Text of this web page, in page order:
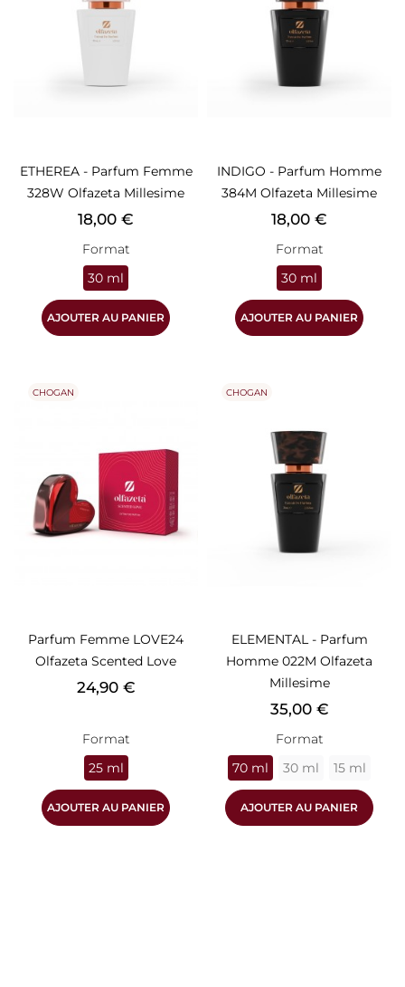
ETHEREA - Parfum Femme
328W Olfazeta Millesime
Prix
18,00 €
Format
30 ml
AJOUTER AU PANIER
INDIGO - Parfum Homme
384M Olfazeta Millesime
Prix
18,00 €
Format
30 ml
AJOUTER AU PANIER
Parfum Femme LOVE24
Olfazeta Scented Love
Prix
24,90 €
Format
25 ml
AJOUTER AU PANIER
CHOGAN
ELEMENTAL - Parfum
Homme 022M Olfazeta
Millesime
Prix
35,00 €
Format
70 ml
30 ml 15 ml
AJOUTER AU PANIER
CHOGAN